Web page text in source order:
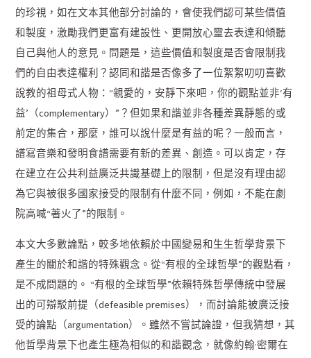
的珍視，如在文本其他部分討論的，會使我們認可某些價值
和製度，激勵我們更富有建設性、更開放心靈去表達和傾聽
自己與他人的意見。問題是，這些價值和製度是否會限制我
們的自由表達權利？認同和諧是否像多了一位絮絮叨叨喜歡
說教的祖母式人物：“親愛的，安靜下來吧，你的觀點並非‘有
益’（complementary）”？但如果和諧並非各種差異靜態的或
前定的集合，那麼，誰可以說什麼是有益的呢？一般而言，
譜寫音樂和發明食譜需要有新的差異、創造。可以肯定，存
在建立在公共利益廣泛共識基礎上的限制，但是沒有理由認
為它與被很多國家接受的限制有什麼不同，例如，不能在劇
院高喊“著火了”的限制。
本文大多數論點，較多地依賴於中國變易和生生哲學背景下
產生的關於和諧的特殊觀念。從“有根的全球哲學”的觀點看，
是不成問題的。 “有根的全球哲學”依賴特殊哲學傳統中發展
出的可辯駁前提（defeasible premises），而討論能被廣泛接
受的論點（argumentation）。雖然不嘗試論證，但我猜想，其
他哲學背景下也產生極為相似的和諧觀念，就像約翰·密爾在